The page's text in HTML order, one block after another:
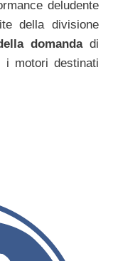
deludente
della divisione
domandadi
i motori destinati